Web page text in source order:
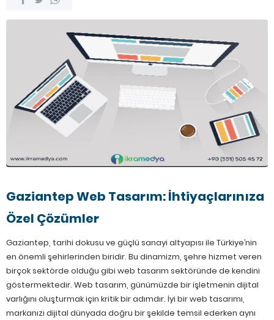
Gaziantep Web Tasarım: İhtiyaçlarınıza
Özel Çözümler
Gaziantep, tarihi dokusu ve güçlü sanayi altyapısı ile Türkiye’nin
en önemli şehirlerinden biridir. Bu dinamizm, şehre hizmet veren
birçok sektörde olduğu gibi web tasarım sektöründe de kendini
göstermektedir. Web tasarım, günümüzde bir işletmenin dijital
varlığını oluşturmak için kritik bir adımdır. İyi bir web tasarımı,
markanızı dijital dünyada doğru bir şekilde temsil ederken aynı